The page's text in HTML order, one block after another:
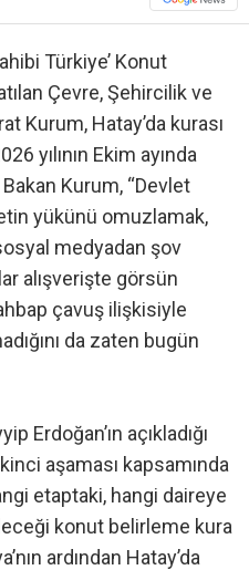
Türkiye’ Konut
Çevre, Şehircilik ve
Kurum, Hatay’da kurası
yılının Ekim ayında
Kurum, “Devlet
yükünü omuzlamak,
medyadan şov
alışverişte görsün
çavuş ilişkisiyle
da zaten bugün
Erdoğan’ın açıkladığı
aşaması kapsamında
etaptaki, hangi daireye
konut belirleme kura
ardından Hatay’da